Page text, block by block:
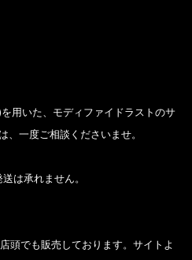
用いた、モディファイドラストのサ
、一度ご相談くださいませ。
は承れません。
頭でも販売しております。サイトよ